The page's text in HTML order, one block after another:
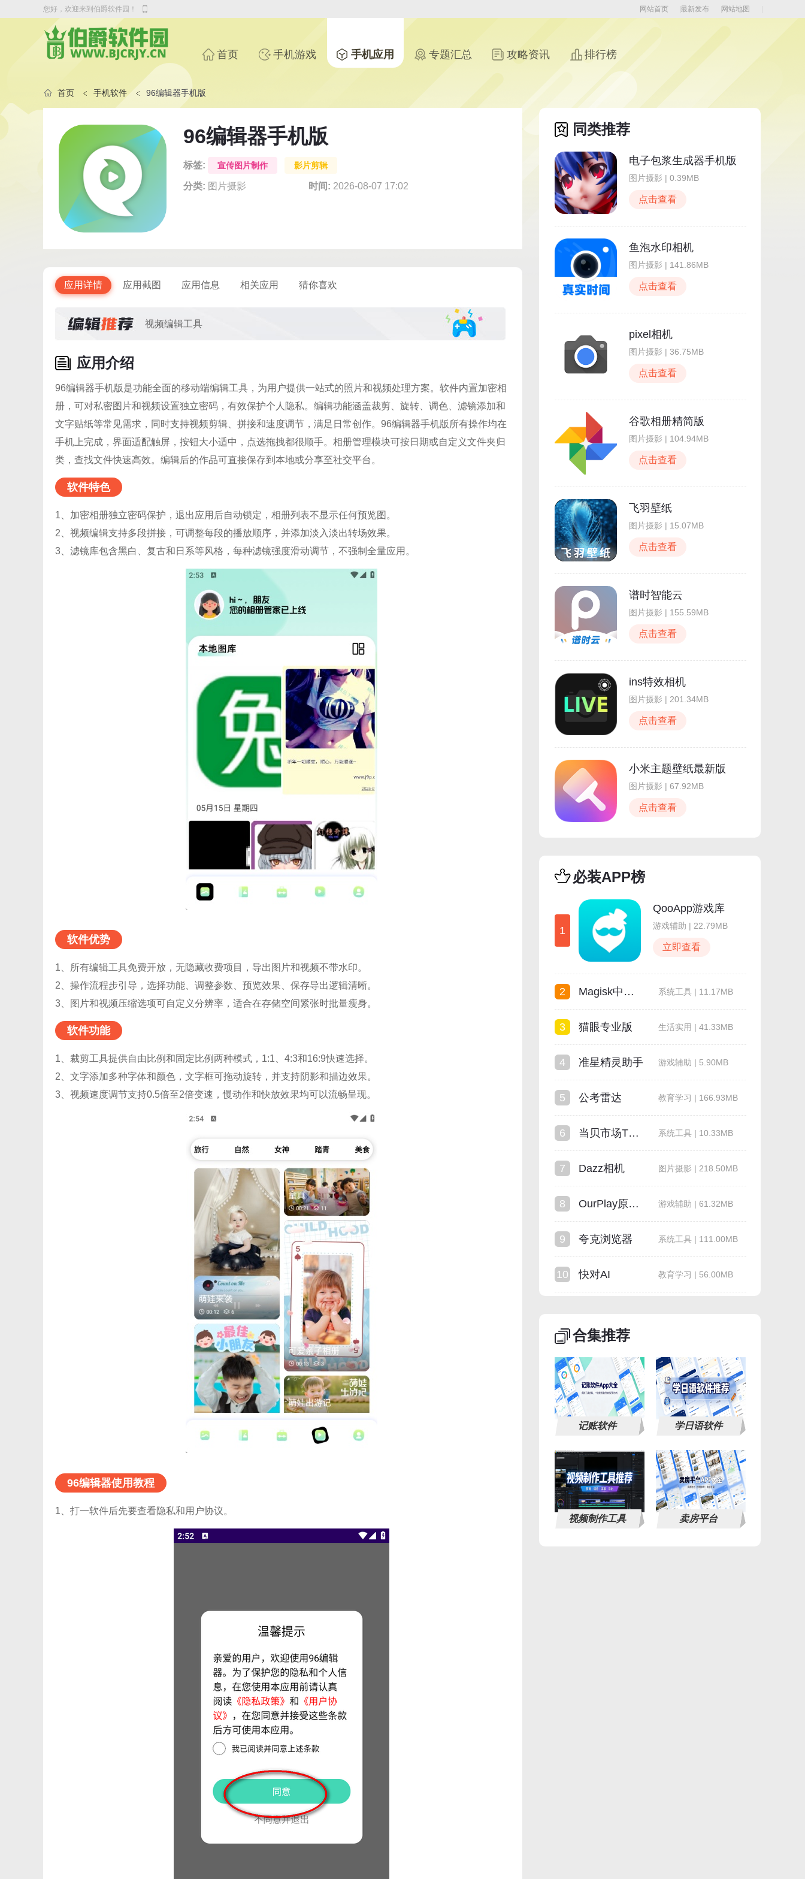
您好，欢迎来到伯爵软件园！ 网站地图
最新发布
网站首页
首页 手机游戏 手机应用 专题汇总 攻略资讯 排行榜
首页 手机软件 96编辑器手机版
96编辑器手机版
标签: 宣传图片制作 影片剪辑
分类: 图片摄影 时间: 2026-08-07 17:02
应用详情 应用截图 应用信息 相关应用 猜你喜欢
视频编辑工具
应用介绍
96编辑器手机版是功能全面的移动端编辑工具，为用户提供一站式的照片和视频处理方案。软件内置加密相
册，可对私密图片和视频设置独立密码，有效保护个人隐私。编辑功能涵盖裁剪、旋转、调色、滤镜添加和
文字贴纸等常见需求，同时支持视频剪辑、拼接和速度调节，满足日常创作。96编辑器手机版所有操作均在
手机上完成，界面适配触屏，按钮大小适中，点选拖拽都很顺手。相册管理模块可按日期或自定义文件夹归
类，查找文件快速高效。编辑后的作品可直接保存到本地或分享至社交平台。
软件特色
1、加密相册独立密码保护，退出应用后自动锁定，相册列表不显示任何预览图。
2、视频编辑支持多段拼接，可调整每段的播放顺序，并添加淡入淡出转场效果。
3、滤镜库包含黑白、复古和日系等风格，每种滤镜强度滑动调节，不强制全量应用。
软件优势
1、所有编辑工具免费开放，无隐藏收费项目，导出图片和视频不带水印。
2、操作流程步引导，选择功能、调整参数、预览效果、保存导出逻辑清晰。
3、图片和视频压缩选项可自定义分辨率，适合在存储空间紧张时批量瘦身。
软件功能
1、裁剪工具提供自由比例和固定比例两种模式，1:1、4:3和16:9快速选择。
2、文字添加多种字体和颜色，文字框可拖动旋转，并支持阴影和描边效果。
3、视频速度调节支持0.5倍至2倍变速，慢动作和快放效果均可以流畅呈现。
96编辑器使用教程
1、打一软件后先要查看隐私和用户协议。
同类推荐
电子包浆生成器手机版
图片摄影 | 0.39MB
点击查看
鱼泡水印相机
图片摄影 | 141.86MB
点击查看
pixel相机
图片摄影 | 36.75MB
点击查看
谷歌相册精简版
图片摄影 | 104.94MB
点击查看
飞羽壁纸
图片摄影 | 15.07MB
点击查看
谱时智能云
图片摄影 | 155.59MB
点击查看
ins特效相机
图片摄影 | 201.34MB
点击查看
小米主题壁纸最新版
图片摄影 | 67.92MB
点击查看
必装APP榜
1
QooApp游戏库
游戏辅助 | 22.79MB
立即查看
2 Magisk中文模块仓库 系统工具 | 11.17MB
3 猫眼专业版 生活实用 | 41.33MB
4 准星精灵助手 游戏辅助 | 5.90MB
5 公考雷达 教育学习 | 166.93MB
6 当贝市场TV版 系统工具 | 10.33MB
7 Dazz相机 图片摄影 | 218.50MB
8 OurPlay原谷歌空间 游戏辅助 | 61.32MB
9 夸克浏览器 系统工具 | 111.00MB
10 快对AI 教育学习 | 56.00MB
合集推荐
记账软件 学日语软件
视频制作工具 卖房平台